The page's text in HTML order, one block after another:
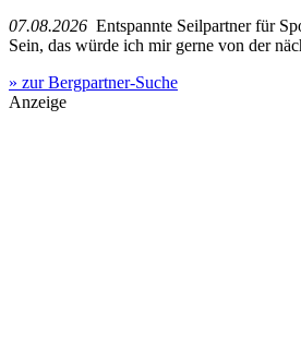
07.08.2026 Entspannte Seilpartner für
Sein, das würde ich mir gerne von der
» zur Bergpartner-Suche
Anzeige